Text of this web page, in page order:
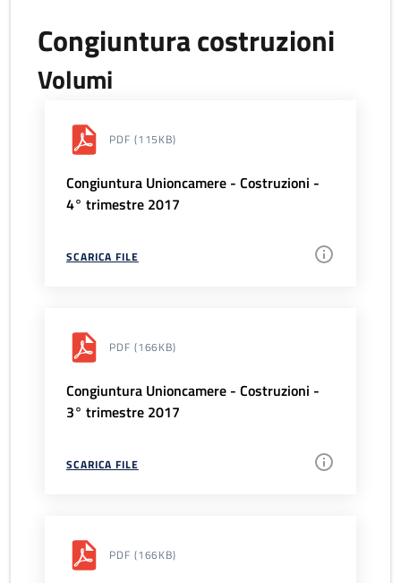
Congiuntura costruzioni
Volumi
PDF (115KB)
Congiuntura Unioncamere - Costruzioni -
4° trimestre 2017
SCARICA FILE
PDF (166KB)
Congiuntura Unioncamere - Costruzioni -
3° trimestre 2017
SCARICA FILE
PDF (166KB)